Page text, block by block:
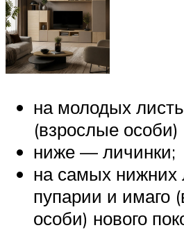
на молодых
(взрослые
ниже — личинки;
на самых
пупарии и имаго
особи) нового